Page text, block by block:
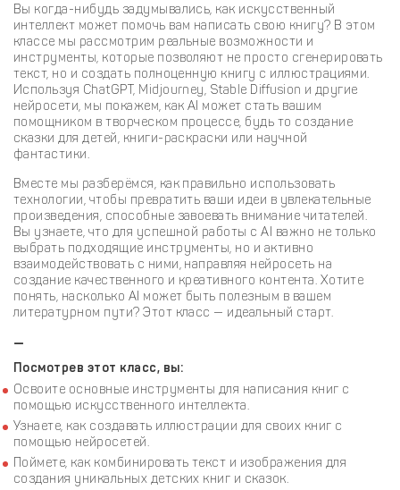
Вы когда-нибудь задумывались, как искусственный
интеллект может помочь вам написать свою книгу? В этом
классе мы рассмотрим реальные возможности и
инструменты, которые позволяют не просто сгенерировать
текст, но и создать полноценную книгу с иллюстрациями.
Используя ChatGPT, Midjourney, Stable Diffusion и другие
нейросети, мы покажем, как AI может стать вашим
помощником в творческом процессе, будь то создание
сказки для детей, книги-раскраски или научной
фантастики.
Вместе мы разберёмся, как правильно использовать
технологии, чтобы превратить ваши идеи в увлекательные
произведения, способные завоевать внимание читателей.
Вы узнаете, что для успешной работы с AI важно не только
выбрать подходящие инструменты, но и активно
взаимодействовать с ними, направляя нейросеть на
создание качественного и креативного контента. Хотите
понять, насколько AI может быть полезным в вашем
литературном пути? Этот класс — идеальный старт.
—
Посмотрев этот класс, вы:
Освоите основные инструменты для написания книг с
помощью искусственного интеллекта.
Узнаете, как создавать иллюстрации для своих книг с
помощью нейросетей.
Поймете, как комбинировать текст и изображения для
создания уникальных детских книг и сказок.